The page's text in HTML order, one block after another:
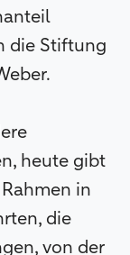
die Stiftung
heute gibt
in
die
von der